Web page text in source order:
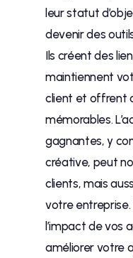
leur statut
devenir des
Ils créent des
maintiennent
client et offrent
mémorables.
gagnantes, y
créative, peut
clients, mais
votre entreprise.
l’impact de vos
améliorer votre